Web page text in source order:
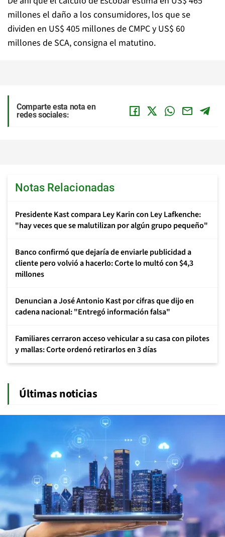
millones el daño a los consumidores, los que se
dividen en US$ 405 millones de CMPC y US$ 60
millones de SCA, consigna el matutino.
Comparte esta nota en
redes sociales:
Notas Relacionadas
Presidente Kast compara Ley Karin con Ley Lafkenche:
"hay veces que se malutilizan por algún grupo pequeño"
Banco confirmó que dejaría de enviarle publicidad a
cliente pero volvió a hacerlo: Corte lo multó con $4,3
millones
Denuncian a José Antonio Kast por cifras que dijo en
cadena nacional: "Entregó información falsa"
Familiares cerraron acceso vehicular a su casa con pilotes
y mallas: Corte ordenó retirarlos en 3 días
Últimas noticias